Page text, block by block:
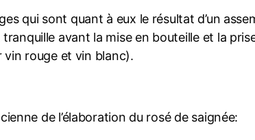
qui sont quant à eux le résultat d’un
avant la mise en bouteille et la
vin rouge et vin blanc).
de l’élaboration du rosé de saignée: